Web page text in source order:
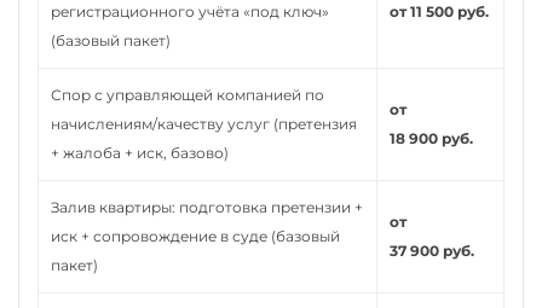
регистрационного учёта «под ключ»
(базовый пакет)
от 11 500 руб.
Спор с управляющей компанией по
начислениям/качеству услуг (претензия
+ жалоба + иск, базово)
от
18 900 руб.
Залив квартиры: подготовка претензии +
иск + сопровождение в суде (базовый
пакет)
от
37 900 руб.